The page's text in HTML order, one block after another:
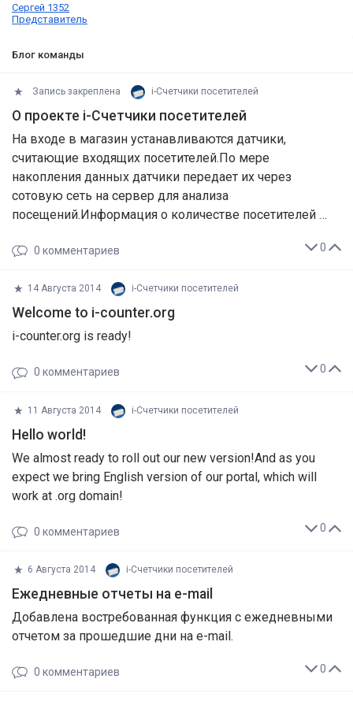
Сергей 1352
Представитель
Блог команды
Запись закреплена i-Cчетчики посетителей
О проекте i-Cчетчики посетителей
На входе в магазин устанавливаются датчики,
считающие входящих посетителей.По мере
накопления данных датчики передает их через
сотовую сеть на сервер для анализа
посещений.Информация о количестве посетителей …
0
0 комментариев
14 Августа 2014 i-Cчетчики посетителей
Welcome to i-counter.org
i-counter.org is ready!
0
0 комментариев
11 Августа 2014 i-Cчетчики посетителей
Hello world!
We almost ready to roll out our new version!And as you
expect we bring English version of our portal, which will
work at .org domain!
0
0 комментариев
6 Августа 2014 i-Cчетчики посетителей
Ежедневные отчеты на e-mail
Добавлена востребованная функция с ежедневными
отчетом за прошедшие дни на e-mail.
0
0 комментариев